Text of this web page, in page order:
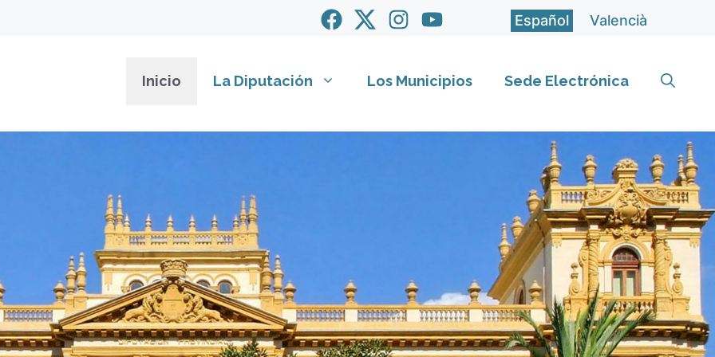
Español Valencià
Inicio La Diputación Los Municipios Sede Electrónica